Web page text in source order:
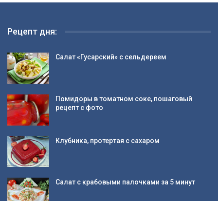
Рецепт дня:
Салат «Гусарский» с сельдереем
Помидоры в томатном соке, пошаговый
рецепт с фото
Клубника, протертая с сахаром
Салат с крабовыми палочками за 5 минут